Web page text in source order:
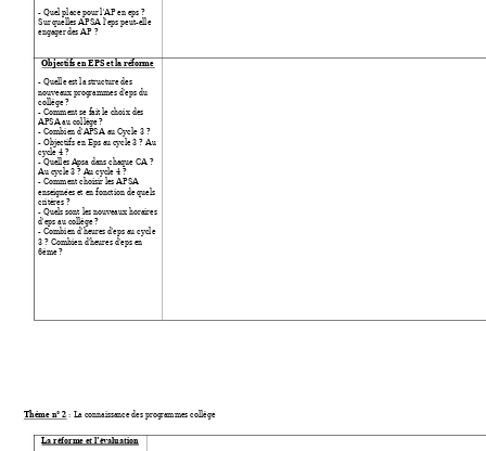
- Quel place pour l'AP en eps ?
Sur quelles APSA l'eps peut-elle
engager des AP ?
Objectifs en EPS et la réforme
- Quelle est la structure des
nouveaux programmes d'eps du
collège ?
- Comment se fait le choix des
APSA au collège ?
- Combien d'APSA au Cycle 3 ?
- Objectifs en Eps au cycle 3 ? Au
cycle 4 ?
- Quelles Apsa dans chaque CA ?
Au cycle 3 ? Au cycle 4 ?
- Comment choisir les APSA
enseignées et en fonction de quels
critères ?
- Quels sont les nouveaux horaires
d'eps au collège ?
- Combien d'heures d'eps au cycle
3 ? Combien d'heures d'eps en
6ème ?
Thème n° 2 : La connaissance des programmes collège
La réforme et l’évaluation